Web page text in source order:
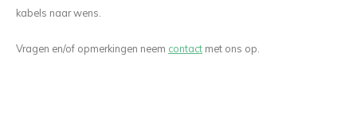
kabels naar wens.
Vragen en/of opmerkingen neem contact met ons op.